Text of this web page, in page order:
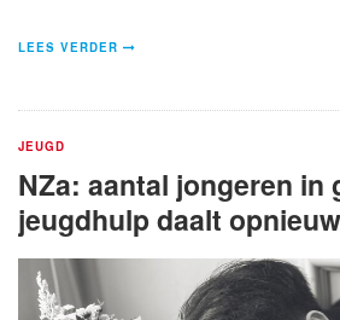
LEES VERDER
JEUGD
NZa: aantal jongeren in
jeugdhulp daalt opnieuw